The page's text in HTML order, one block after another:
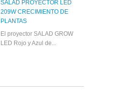
SALAD PROYECTOR LED
209W CRECIMIENTO DE
PLANTAS
El proyector SALAD GROW
LED Rojo y Azul de...